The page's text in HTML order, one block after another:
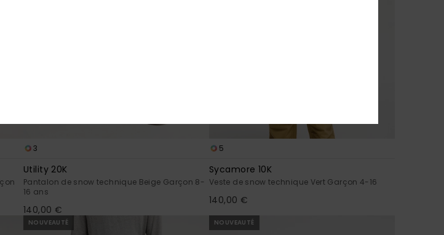
3
Utility 20K
Pantalon de snow technique Beige Garçon 8-
16 ans
140,00 €
5
Sycamore 10K
Veste de snow technique Vert Garçon 4-16
140,00 €
NOUVEAUTÉ NOUVEAUTÉ